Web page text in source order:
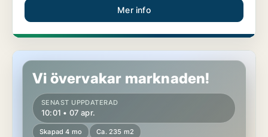
Mer info
Restaurang i Västerås
Vi övervakar marknaden!
SENAST UPPDATERAD
10:01 • 07 apr.
Skapad 4 mo Ca. 235 m2